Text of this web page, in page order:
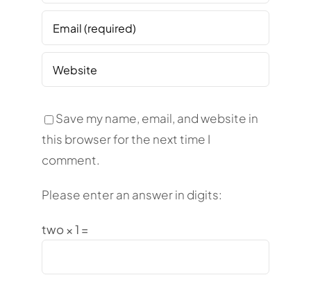
Save my name, email, and website in
this browser for the next time I
comment.
Please enter an answer in digits:
two × 1 =